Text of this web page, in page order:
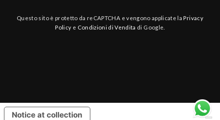
Questo sito è protetto da reCAPTCHA e vengono applicate laPrivacy
Policy e Condizioni di Vendita di Google.
Notice at collection